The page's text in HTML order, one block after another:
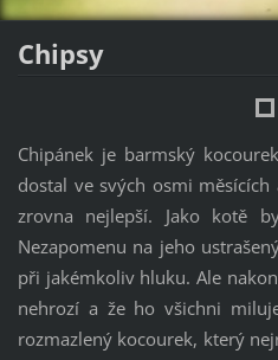
Chipsy
Chipánek je barmský
dostal ve svých osmi měsících
zrovna nejlepší. Jako kotě
Nezapomenu na jeho
při jakémkoliv hluku. Ale
nehrozí a že ho všichni mi
rozmazlený kocourek, který